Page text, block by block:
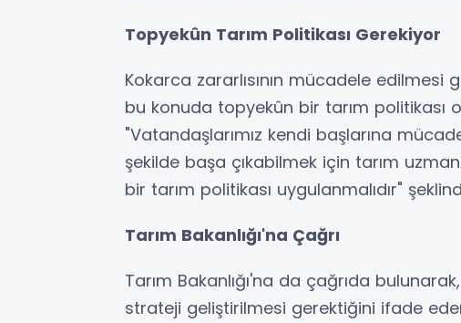
Topyekûn Tarım Politikası Gerekiyor
Kokarca zararlısının mücadele
bu konuda topyekûn bir tarım politikası
"Vatandaşlarımız kendi başlarına
şekilde başa çıkabilmek için tarım
bir tarım politikası uygulanmalıdır"
Tarım Bakanlığı'na Çağrı
Tarım Bakanlığı'na da çağrıda
strateji geliştirilmesi gerektiğini ifade